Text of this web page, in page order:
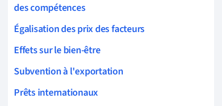
des compétences
Égalisation des prix des facteurs
Effets sur le bien-être
Subvention à l'exportation
Prêts internationaux